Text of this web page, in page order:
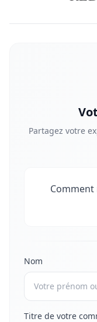
Partagez votre
Nom
Titre de votre